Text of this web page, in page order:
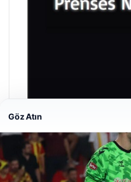
Prenses Night Club
Nisan 29, 2026
Göz Atın